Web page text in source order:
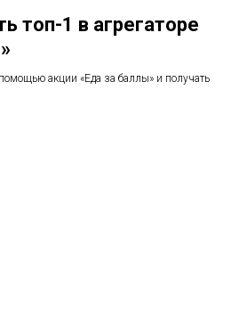
топ-1 в агрегаторе
акции «Еда за баллы» и получать